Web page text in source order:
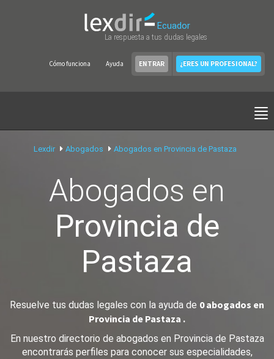
Ecuador
La respuesta a tus dudas legales
Cómo funciona Ayuda ENTRAR ¿ERES UN PROFESIONAL?
Lexdir Abogados Abogados en Provincia de Pastaza
Abogados en
Provincia de
Pastaza
Resuelve tus dudas legales con la ayuda de 0 abogados en
Provincia de Pastaza .
En nuestro directorio de abogados en Provincia de Pastaza
encontrarás perfiles para conocer sus especialidades,